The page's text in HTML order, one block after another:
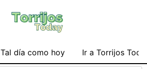
Tal día como hoy Ir a Torrijos